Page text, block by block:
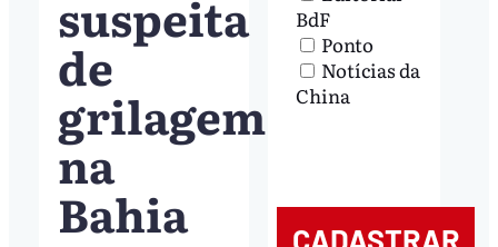
suspeita
de
grilagem
na
Bahia
BdF
Ponto
Notícias da
China